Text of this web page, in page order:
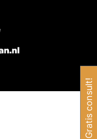
Gratis consult!